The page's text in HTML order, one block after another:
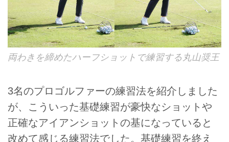
両わきを締めたハーフショットで練習する丸山奨王
3名のプロゴルファーの練習法を紹介しました
が、こういった基礎練習が豪快なショットや
正確なアイアンショットの基になっていると
改めて感じる練習法でした。基礎練習を終え